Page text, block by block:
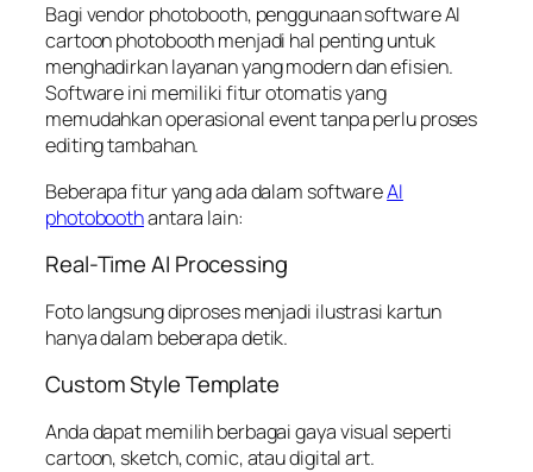
Bagi vendor photobooth, penggunaan software AI
cartoon photobooth menjadi hal penting untuk
menghadirkan layanan yang modern dan efisien.
Software ini memiliki fitur otomatis yang
memudahkan operasional event tanpa perlu proses
editing tambahan.
Beberapa fitur yang ada dalam softwareAI
photoboothantara lain:
Real-Time AI Processing
Foto langsung diproses menjadi ilustrasi kartun
hanya dalam beberapa detik.
Custom Style Template
Anda dapat memilih berbagai gaya visual seperti
cartoon, sketch, comic, atau digital art.